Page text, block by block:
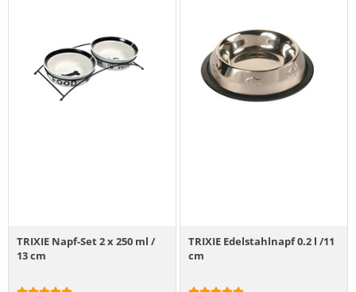
TRIXIE Napf-Set 2 x 250 ml /
13 cm
TRIXIE Edelstahlnapf 0.2 l /11
cm